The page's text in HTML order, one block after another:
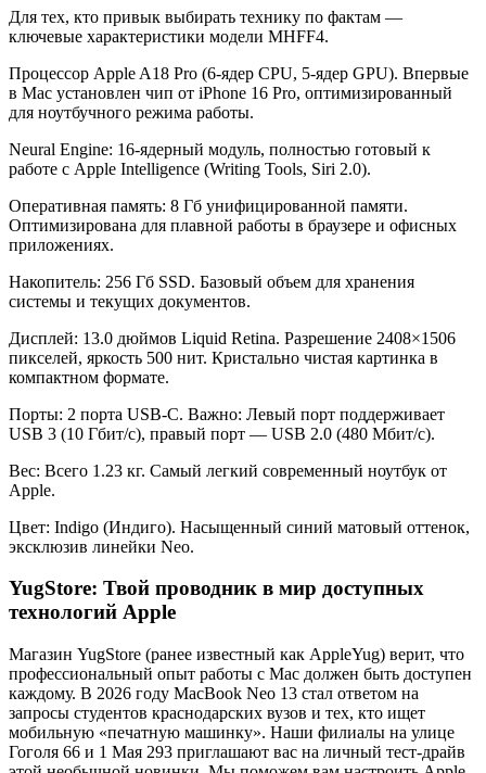
Для тех, кто привык выбирать технику по фактам —
ключевые характеристики модели MHFF4.
Процессор Apple A18 Pro (6-ядер CPU, 5-ядер GPU). Впервые
в Mac установлен чип от iPhone 16 Pro, оптимизированный
для ноутбучного режима работы.
Neural Engine: 16-ядерный модуль, полностью готовый к
работе с Apple Intelligence (Writing Tools, Siri 2.0).
Оперативная память: 8 Гб унифицированной памяти.
Оптимизирована для плавной работы в браузере и офисных
приложениях.
Накопитель: 256 Гб SSD. Базовый объем для хранения
системы и текущих документов.
Дисплей: 13.0 дюймов Liquid Retina. Разрешение 2408×1506
пикселей, яркость 500 нит. Кристально чистая картинка в
компактном формате.
Порты: 2 порта USB-C. Важно: Левый порт поддерживает
USB 3 (10 Гбит/с), правый порт — USB 2.0 (480 Мбит/с).
Вес: Всего 1.23 кг. Самый легкий современный ноутбук от
Apple.
Цвет: Indigo (Индиго). Насыщенный синий матовый оттенок,
эксклюзив линейки Neo.
YugStore: Твой проводник в мир доступных
технологий Apple
Магазин YugStore (ранее известный как AppleYug) верит, что
профессиональный опыт работы с Mac должен быть доступен
каждому. В 2026 году MacBook Neo 13 стал ответом на
запросы студентов краснодарских вузов и тех, кто ищет
мобильную «печатную машинку». Наши филиалы на улице
Гоголя 66 и 1 Мая 293 приглашают вас на личный тест-драйв